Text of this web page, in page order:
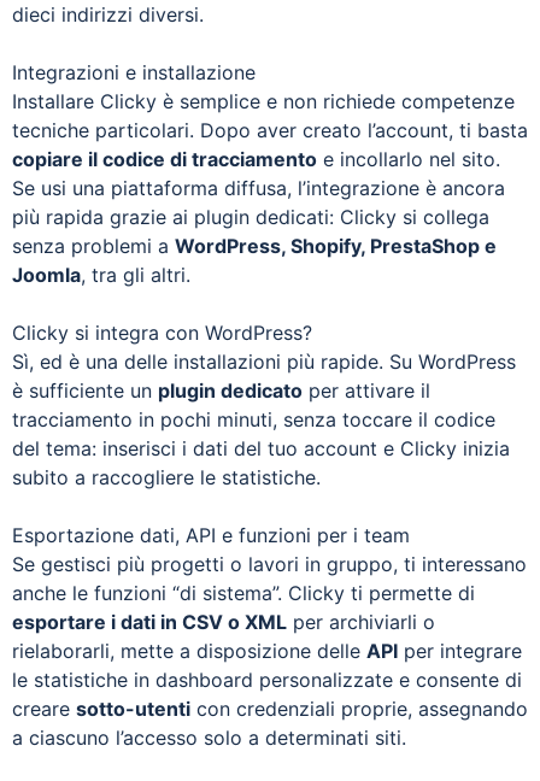
dieci indirizzi diversi.
Integrazioni e installazione
Installare Clicky è semplice e non richiede competenze
tecniche particolari. Dopo aver creato l’account, ti basta
copiare il codice di tracciamento e incollarlo nel sito.
Se usi una piattaforma diffusa, l’integrazione è ancora
più rapida grazie ai plugin dedicati: Clicky si collega
senza problemi a WordPress, Shopify, PrestaShop e
Joomla, tra gli altri.
Clicky si integra con WordPress?
Sì, ed è una delle installazioni più rapide. Su WordPress
è sufficiente un plugin dedicato per attivare il
tracciamento in pochi minuti, senza toccare il codice
del tema: inserisci i dati del tuo account e Clicky inizia
subito a raccogliere le statistiche.
Esportazione dati, API e funzioni per i team
Se gestisci più progetti o lavori in gruppo, ti interessano
anche le funzioni “di sistema”. Clicky ti permette di
esportare i dati in CSV o XML per archiviarli o
rielaborarli, mette a disposizione delle API per integrare
le statistiche in dashboard personalizzate e consente di
creare sotto-utenti con credenziali proprie, assegnando
a ciascuno l’accesso solo a determinati siti.